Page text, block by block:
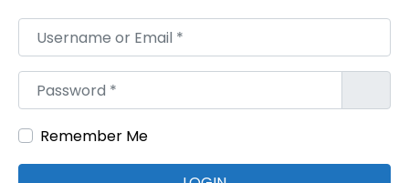
ó
Username or Email*
Password*
Remember Me